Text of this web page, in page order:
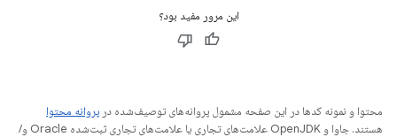
این مرور مفید بود؟
محتوا و نمونه کدها در این صفحه مشمول پروانه‌های توصیف‌شده در پروانه محتوا
هستند. جاوا و OpenJDK علامت‌های تجاری یا علامت‌های تجاری ثبت‌شده Oracle و/